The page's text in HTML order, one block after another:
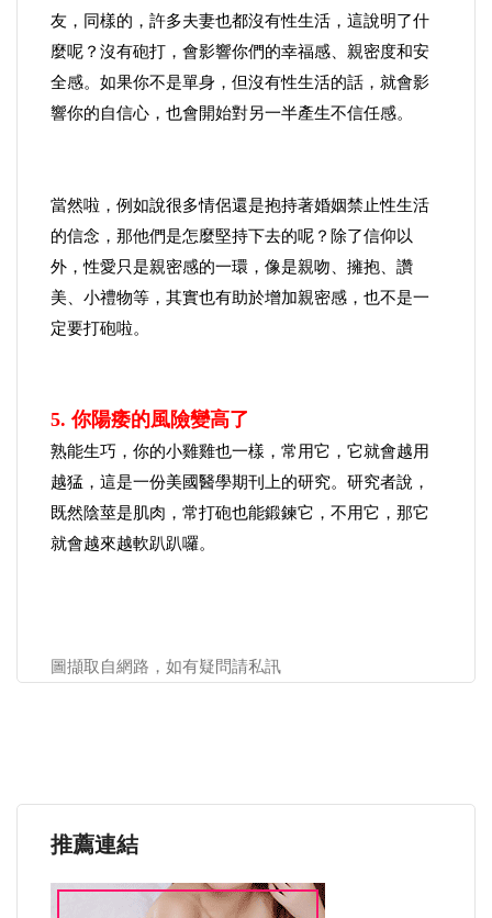
友，同樣的，許多夫妻也都沒有性生活，這說明了什
麼呢？沒有砲打，會影響你們的幸福感、親密度和安
全感。如果你不是單身，但沒有性生活的話，就會影
響你的自信心，也會開始對另一半產生不信任感。
當然啦，例如說很多情侶還是抱持著婚姻禁止性生活
的信念，那他們是怎麼堅持下去的呢？除了信仰以
外，性愛只是親密感的一環，像是親吻、擁抱、讚
美、小禮物等，其實也有助於增加親密感，也不是一
定要打砲啦。
5. 你陽痿的風險變高了
熟能生巧，你的小雞雞也一樣，常用它，它就會越用
越猛，這是一份美國醫學期刊上的研究。研究者說，
既然陰莖是肌肉，常打砲也能鍛鍊它，不用它，那它
就會越來越軟趴趴囉。
圖擷取自網路，如有疑問請私訊
推薦連結